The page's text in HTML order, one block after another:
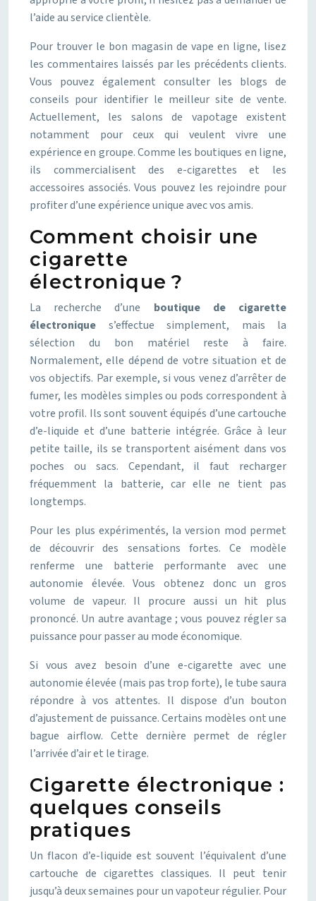
l’aide au service clientèle.
Pour trouver le bon magasin de vape en ligne, lisez
les commentaires laissés par les précédents clients.
Vous pouvez également consulter les blogs de
conseils pour identifier le meilleur site de vente.
Actuellement, les salons de vapotage existent
notamment pour ceux qui veulent vivre une
expérience en groupe. Comme les boutiques en ligne,
ils commercialisent des e-cigarettes et les
accessoires associés. Vous pouvez les rejoindre pour
profiter d’une expérience unique avec vos amis.
Comment choisir une
cigarette
électronique ?
La recherche d’une boutique de cigarette
électronique s’effectue simplement, mais la
sélection du bon matériel reste à faire.
Normalement, elle dépend de votre situation et de
vos objectifs. Par exemple, si vous venez d’arrêter de
fumer, les modèles simples ou pods correspondent à
votre profil. Ils sont souvent équipés d’une cartouche
d’e-liquide et d’une batterie intégrée. Grâce à leur
petite taille, ils se transportent aisément dans vos
poches ou sacs. Cependant, il faut recharger
fréquemment la batterie, car elle ne tient pas
longtemps.
Pour les plus expérimentés, la version mod permet
de découvrir des sensations fortes. Ce modèle
renferme une batterie performante avec une
autonomie élevée. Vous obtenez donc un gros
volume de vapeur. Il procure aussi un hit plus
prononcé. Un autre avantage ; vous pouvez régler sa
puissance pour passer au mode économique.
Si vous avez besoin d’une e-cigarette avec une
autonomie élevée (mais pas trop forte), le tube saura
répondre à vos attentes. Il dispose d’un bouton
d’ajustement de puissance. Certains modèles ont une
bague airflow. Cette dernière permet de régler
l’arrivée d’air et le tirage.
Cigarette électronique :
quelques conseils
pratiques
Un flacon d’e-liquide est souvent l’équivalent d’une
cartouche de cigarettes classiques. Il peut tenir
jusqu’à deux semaines pour un vapoteur régulier. Pour